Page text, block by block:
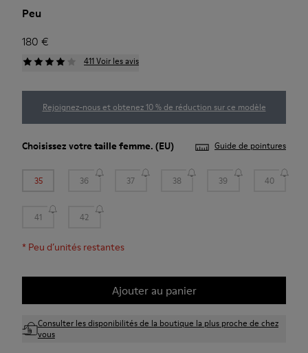
Peu
180 €
411 Voir les avis
Rejoignez-nous et obtenez 10 % de réduction sur ce modèle
Choisissez votre taille femme. (EU) Guide de pointures
35 36 37 38 39 40
41 42
* Peu d’unités restantes
Ajouter au panier
Consulter les disponibilités de la boutique la plus proche de chez
vous